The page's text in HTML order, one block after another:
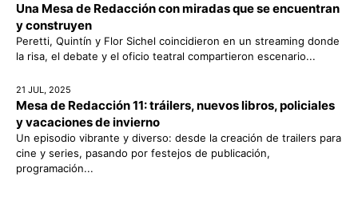
Una Mesa de Redacción con miradas que se encuentran
y construyen
Peretti, Quintín y Flor Sichel coincidieron en un streaming donde
la risa, el debate y el oficio teatral compartieron escenario...
21 JUL, 2025
Mesa de Redacción 11: tráilers, nuevos libros, policiales
y vacaciones de invierno
Un episodio vibrante y diverso: desde la creación de trailers para
cine y series, pasando por festejos de publicación,
programación...